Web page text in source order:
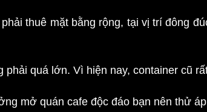
thuê mặt bằng rộng, tại vị trí đông
quá lớn. Vì hiện nay, container cũ